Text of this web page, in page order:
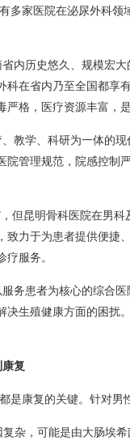
多家医院在泌尿外科领
内历史悠久、规模宏
科在省内乃至全国都享
格，医疗资源丰富，
教学、科研为一体的
院管理规范，院感控制
但昆明骨科医院在男
致力于为患者提供便捷
服务。
务患者为核心的综合
决生殖健康方面的困扰
复
是康复的关键。针对男
复杂，可能是由大肠埃